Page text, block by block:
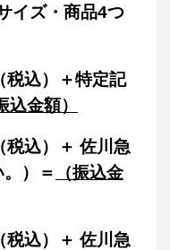
イズ・商品4つ
税込）＋特定記
込金額）
込）＋ 佐川急
）＝
（振込金
込）＋ 佐川急